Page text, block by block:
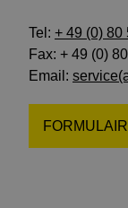
Tel: + 49 (0) 80
Fax: + 49 (0)
Email: